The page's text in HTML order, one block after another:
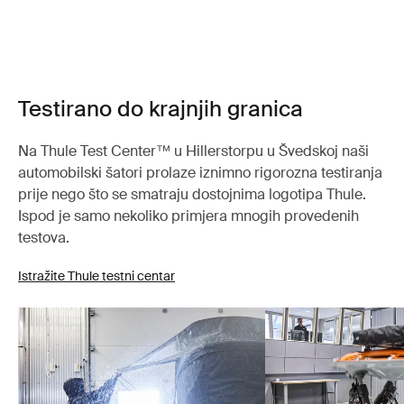
Testirano do krajnjih granica
Na Thule Test Center™ u Hillerstorpu u Švedskoj naši
automobilski šatori prolaze iznimno rigorozna testiranja
prije nego što se smatraju dostojnima logotipa Thule.
Ispod je samo nekoliko primjera mnogih provedenih
testova.
Istražite Thule testni centar